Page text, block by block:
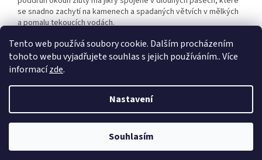
Tento web používá soubory cookie. Dalším procházením
tohoto webu vyjadřujete souhlas s jejich používáním.. Více
informacízde.
Nastavení
Souhlasím
se snadno zachytí na kamenech a spadaných větvích v mělkých
a pomalu tekoucích vodách.
Copyright 2026Epets. Všechna práva vyhrazena.Upravit nastavení
cookies